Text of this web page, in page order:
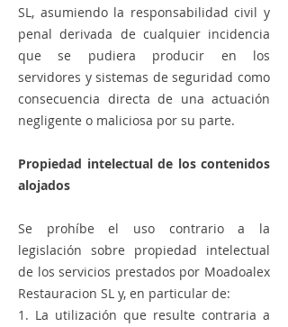
SL, asumiendo la responsabilidad civil y
penal derivada de cualquier incidencia
que se pudiera producir en los
servidores y sistemas de seguridad como
consecuencia directa de una actuación
negligente o maliciosa por su parte.
Propiedad intelectual de los contenidos
alojados
Se prohíbe el uso contrario a la
legislación sobre propiedad intelectual
de los servicios prestados por Moadoalex
Restauracion SL y, en particular de:
1. La utilización que resulte contraria a